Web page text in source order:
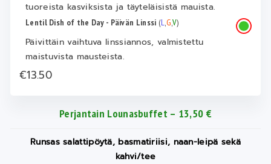
tuoreista kasviksista ja täyteläisistä mauista.
Lentil Dish of the Day - Päivän Linssi (L,G,V)
Päivittäin vaihtuva linssiannos, valmistettu
maistuvista mausteista.
€13.50
Perjantain Lounasbuffet – 13,50 €
Runsas salattipöytä, basmatiriisi, naan-leipä sekä
kahvi/tee